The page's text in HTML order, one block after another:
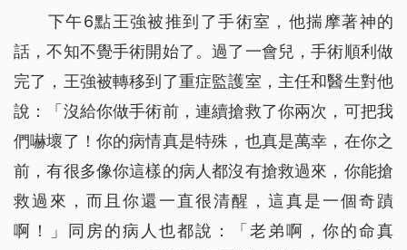
下午6點王強被推到了手術室，他揣摩著神的
話，不知不覺手術開始了。過了一會兒，手術順利做
完了，王強被轉移到了重症監護室，主任和醫生對他
說：「沒給你做手術前，連續搶救了你兩次，可把我
們嚇壞了！你的病情真是特殊，也真是萬幸，在你之
前，有很多像你這樣的病人都沒有搶救過來，你能搶
救過來，而且你還一直很清醒，這真是一個奇蹟
啊！」同房的病人也都說：「老弟啊，你的命真